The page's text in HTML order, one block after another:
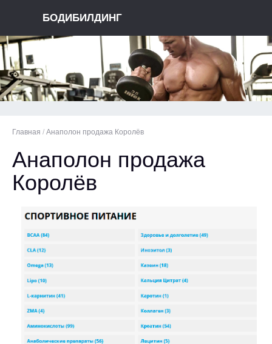
БОДИБИЛДИНГ
Главная / Анаполон продажа Королёв
Анаполон продажа
Королёв